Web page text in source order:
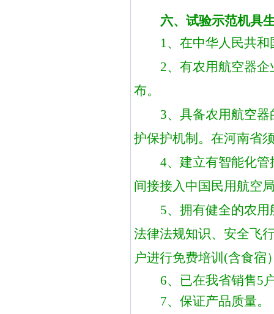
六、试验示范机具
1、在中华人民共
2、有农用航空器企
布。
3、具备农用航空器
护保护机制。在河南省
4、建立有智能化
间接接入中国民用航空
5、拥有健全的农用
法律法规知识、安全飞
户进行免费培训 (含食宿
6、已在我省销售5
7、保证产品质量。